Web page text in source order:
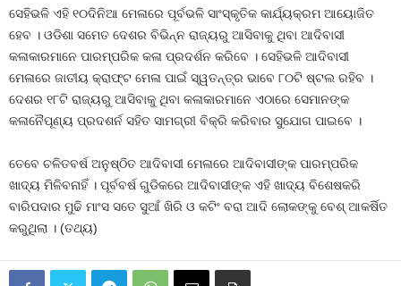
ସେହିଭଳି ଏହି ୧୦ଦିନିଆ ମେଳାରେ ପୂର୍ବଭଳି ସାଂସ୍କୃତିକ କାର୍ଯ୍ୟକ୍ରମ ଆୟୋଜିତ
ହେବ । ଓଡିଶା ସମେତ ଦେଶର ବିଭିନ୍ନ ରାଜ୍ୟରୁ ଆସିବାକୁ ଥିବା ଆଦିବାସୀ
କଳାକାରମାନେ ପାରମ୍ପରିକ କଳା ପ୍ରଦର୍ଶନ କରିବେ । ସେହିଭଳି ଆଦିବାସୀ
ମେଳାରେ ଜାତୀୟ କ୍ରାଫ୍ଟ ମେଳା ପାଇଁ ସ୍ୱତନ୍ତ୍ର ଭାବେ ୮୦ଟି ଷ୍ଟଲ ରହିବ ।
ଦେଶର ୧୮ଟି ରାଜ୍ୟରୁ ଆସିବାକୁ ଥିବା କଳାକାରମାନେ ଏଠାରେ ସେମାନଙ୍କ
କଳାନୈପୂଣ୍ୟ ପ୍ରଦଶର୍ନ ସହିତ ସାମଗ୍ରୀ ବିକ୍ରି କରିବାର ସୁଯୋଗ ପାଇବେ ।
ତେବେ ଚଳିତବର୍ଷ ଅନୁଷ୍ଠିତ ଆଦିବାସୀ ମେଳାରେ ଆଦିବାସୀଙ୍କ ପାରମ୍ପରିକ
ଖାଦ୍ୟ ମିଳିବନାହିଁ । ପୂର୍ବବର୍ଷ ଗୁଡିକରେ ଆଦିବାସୀଙ୍କ ଏହି ଖାଦ୍ୟ ବିଶେଷକରି
ବାରିପଦାର ମୁଢି ମାଂସ ସତେ ସୁଆଁ ଖିରି ଓ କଟିଂ ବରା ଆଦି ଲୋକଙ୍କୁ ବେଶ୍‍ ଆକର୍ଷିତ
କରୁଥିଲା । (ତଥ୍ୟ)